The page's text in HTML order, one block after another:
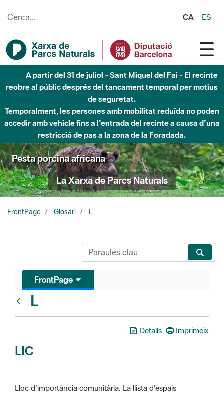
CA ES
A partir del 31 de juliol - Sant Miquel del Fai - El recinte
reobre al públic després del tancament temporal per motius
de seguretat.
Temporalment, les persones amb mobilitat reduïda no poden
accedir amb vehicle fins a l'entrada del recinte a causa d'una
restricció de pas a la zona de la Foradada.
Pesta porcina africana
La Xarxa de Parcs Naturals
FrontPage Glosari L
FrontPage
L
Detalls Imprimeix
LIC
Lloc d'importància comunitària. La llista d'espais